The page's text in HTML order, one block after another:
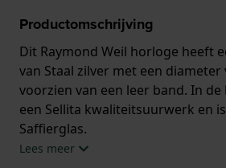
Productomschrijving
Dit Raymond Weil horloge heeft
van Staal zilver met een diameter
voorzien van een leer band. In
een Sellita kwaliteitsuurwerk en
Saffierglas.
Lees meer